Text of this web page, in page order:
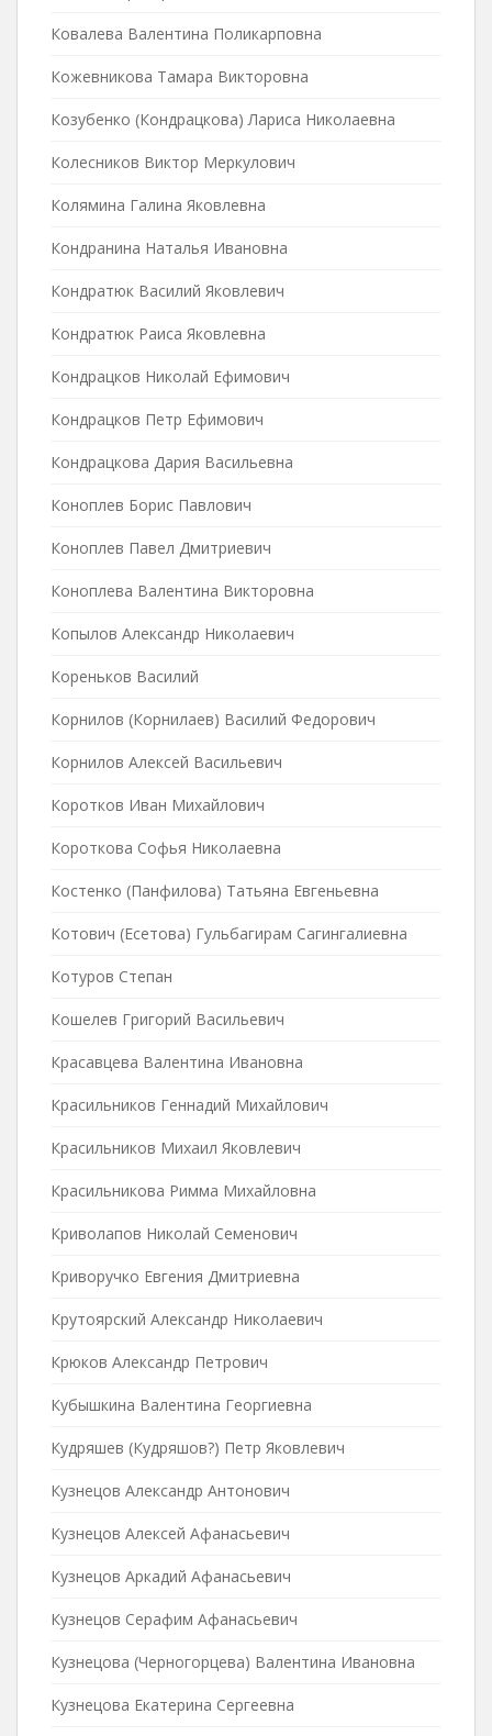
Ковалева Валентина Поликарповна
Кожевникова Тамара Викторовна
Козубенко (Кондрацкова) Лариса Николаевна
Колесников Виктор Меркулович
Колямина Галина Яковлевна
Кондранина Наталья Ивановна
Кондратюк Василий Яковлевич
Кондратюк Раиса Яковлевна
Кондрацков Николай Ефимович
Кондрацков Петр Ефимович
Кондрацкова Дария Васильевна
Коноплев Борис Павлович
Коноплев Павел Дмитриевич
Коноплева Валентина Викторовна
Копылов Александр Николаевич
Кореньков Василий
Корнилов (Корнилаев) Василий Федорович
Корнилов Алексей Васильевич
Коротков Иван Михайлович
Короткова Софья Николаевна
Костенко (Панфилова) Татьяна Евгеньевна
Котович (Есетова) Гульбагирам Сагингалиевна
Котуров Степан
Кошелев Григорий Васильевич
Красавцева Валентина Ивановна
Красильников Геннадий Михайлович
Красильников Михаил Яковлевич
Красильникова Римма Михайловна
Криволапов Николай Семенович
Криворучко Евгения Дмитриевна
Крутоярский Александр Николаевич
Крюков Александр Петрович
Кубышкина Валентина Георгиевна
Кудряшев (Кудряшов?) Петр Яковлевич
Кузнецов Александр Антонович
Кузнецов Алексей Афанасьевич
Кузнецов Аркадий Афанасьевич
Кузнецов Серафим Афанасьевич
Кузнецова (Черногорцева) Валентина Ивановна
Кузнецова Екатерина Сергеевна